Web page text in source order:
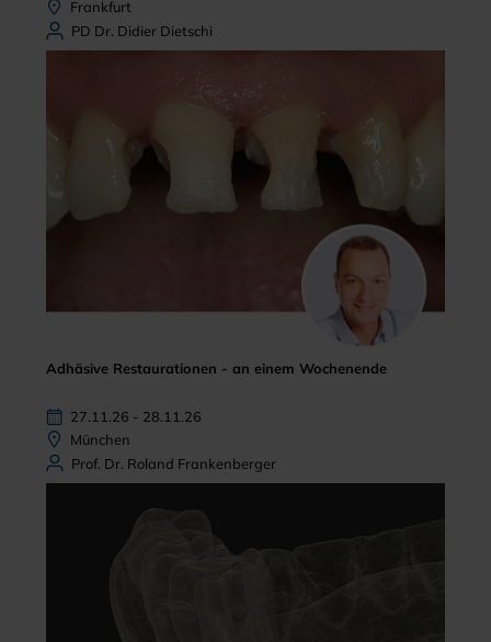
Frankfurt
PD Dr. Didier Dietschi
Adhäsive Restaurationen - an einem Wochenende
27.11.26 - 28.11.26
München
Prof. Dr. Roland Frankenberger